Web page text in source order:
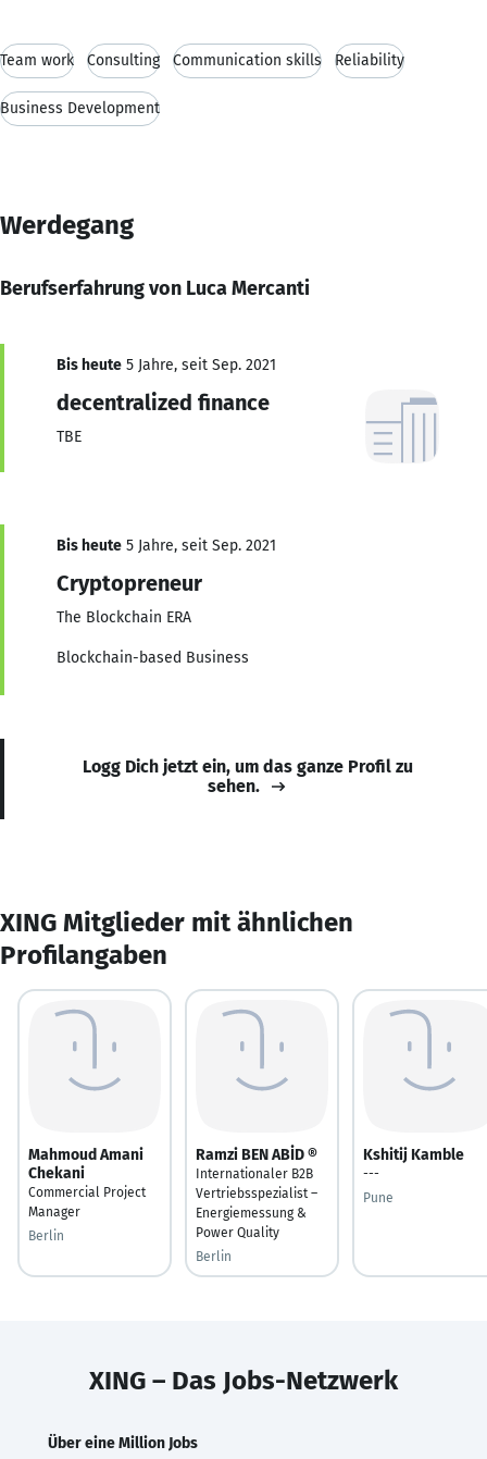
Team work Consulting Communication skills Reliability
Business Development
Werdegang
Berufserfahrung von Luca Mercanti
Bis heute 5 Jahre, seit Sep. 2021
decentralized finance
TBE
Bis heute 5 Jahre, seit Sep. 2021
Cryptopreneur
The Blockchain ERA
Blockchain-based Business
Logg Dich jetzt ein, um das ganze Profil zu
sehen.
XING Mitglieder mit ähnlichen
Profilangaben
Mahmoud Amani
Chekani
Commercial Project
Manager
Berlin
Ramzi BEN ABİD ®
Internationaler B2B
Vertriebsspezialist –
Energiemessung &
Power Quality
Berlin
Kshitij Kamble
---
Pune
XING – Das Jobs-Netzwerk
Über eine Million Jobs